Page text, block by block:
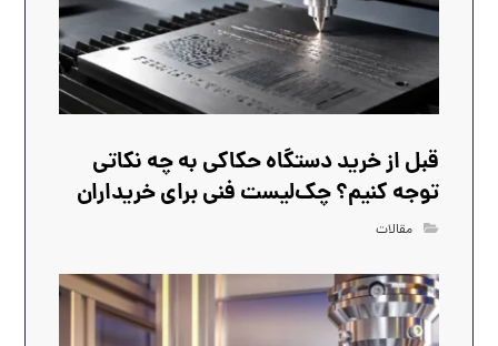
قبل از خرید دستگاه حکاکی به چه نکاتی
توجه کنیم؟ چک‌لیست فنی برای خریداران
مقالات